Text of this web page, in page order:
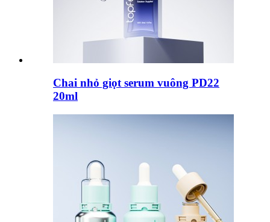
Chai nhỏ giọt serum vuông PD22
20ml